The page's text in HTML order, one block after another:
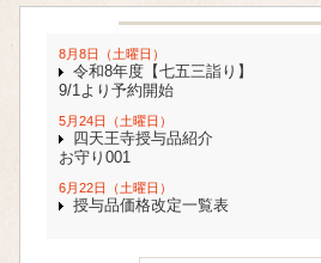
8月8日（土曜日）
令和8年度【七五三詣り】
9/1より予約開始
5月24日（土曜日）
四天王寺授与品紹介
お守り001
6月22日（土曜日）
授与品価格改定一覧表